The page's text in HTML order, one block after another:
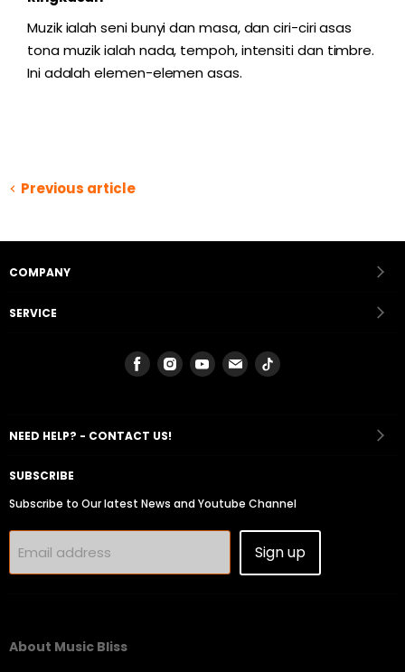
Muzik ialah seni bunyi dan masa, dan ciri-ciri asas
tona muzik ialah nada, tempoh, intensiti dan timbre.
Ini adalah elemen-elemen asas.
Previous article
COMPANY
SERVICE
Find
us
Find
us
Find
us
Find
us
Find
NEED HELP? - CONTACT US!
SUBSCRIBE
Subscribe to Our latest News and Youtube Channel
Email address Sign up
About Music Bliss